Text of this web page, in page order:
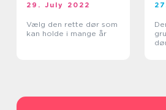
29. July 2022
Vælg den rette dør som
kan holde i mange år